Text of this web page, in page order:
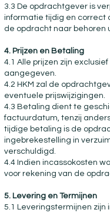
3.3 De opdrachtgever is
informatie tijdig en correct
de opdracht naar behoren
4. Prijzen en Betaling
4.1 Alle prijzen zijn
aangegeven.
4.2 HKM zal de
eventuele prijswijzigingen.
4.3 Betaling dient te
factuurdatum, tenzij
tijdige betaling is de
ingebrekestelling in
verschuldigd.
4.4 Indien incassokosten
voor rekening van de
5. Levering en Termijnen
5.1 Leveringstermijnen zijn